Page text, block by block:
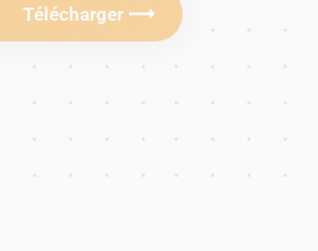
Télécharger ⟶